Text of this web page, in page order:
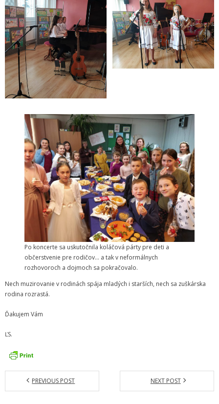
Po koncerte sa uskutočnila koláčová párty pre deti a
občerstvenie pre rodičov… a tak v neformálnych
rozhovoroch a dojmoch sa pokračovalo.
Nech muzirovanie v rodinách spája mladých i starších, nech sa zuškárska
rodina rozrastá.
Ďakujem Vám
ĽS.
PREVIOUS POST NEXT POST